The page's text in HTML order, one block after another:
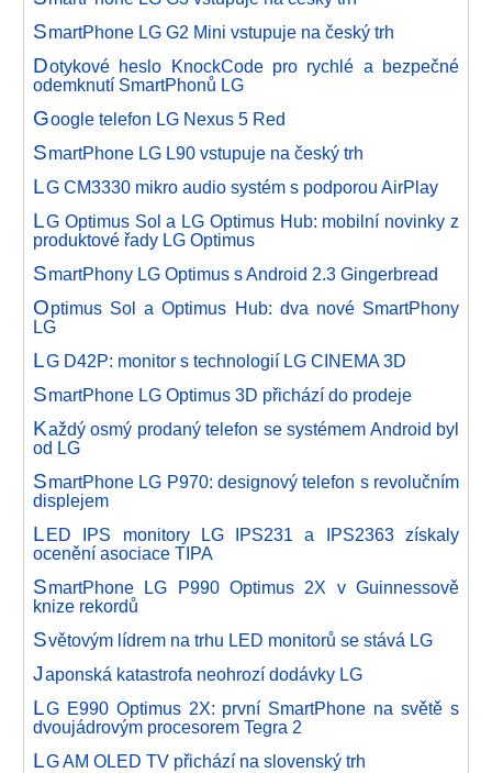
SmartPhone LG G2 Mini vstupuje na český trh
Dotykové heslo KnockCode pro rychlé a bezpečné
odemknutí SmartPhonů LG
Google telefon LG Nexus 5 Red
SmartPhone LG L90 vstupuje na český trh
LG CM3330 mikro audio systém s podporou AirPlay
LG Optimus Sol a LG Optimus Hub: mobilní novinky z
produktové řady LG Optimus
SmartPhony LG Optimus s Android 2.3 Gingerbread
Optimus Sol a Optimus Hub: dva nové SmartPhony
LG
LG D42P: monitor s technologií LG CINEMA 3D
SmartPhone LG Optimus 3D přichází do prodeje
Každý osmý prodaný telefon se systémem Android byl
od LG
SmartPhone LG P970: designový telefon s revolučním
displejem
LED IPS monitory LG IPS231 a IPS2363 získaly
ocenění asociace TIPA
SmartPhone LG P990 Optimus 2X v Guinnessově
knize rekordů
Světovým lídrem na trhu LED monitorů se stává LG
Japonská katastrofa neohrozí dodávky LG
LG E990 Optimus 2X: první SmartPhone na světě s
dvoujádrovým procesorem Tegra 2
LG AM OLED TV přichází na slovenský trh